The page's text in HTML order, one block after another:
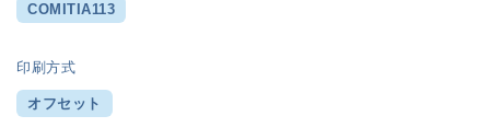
COMITIA113
印刷方式
オフセット